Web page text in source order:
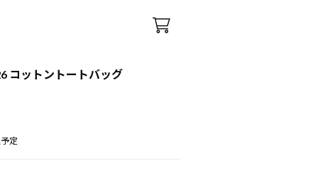
コットントートバッグ
定